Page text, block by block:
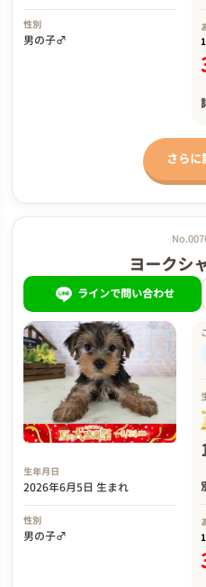
性別
男の子♂
さらに
ヨークシ
ラインで問い合わせ
生年月日
2026年6月5日 生まれ
性別
男の子♂